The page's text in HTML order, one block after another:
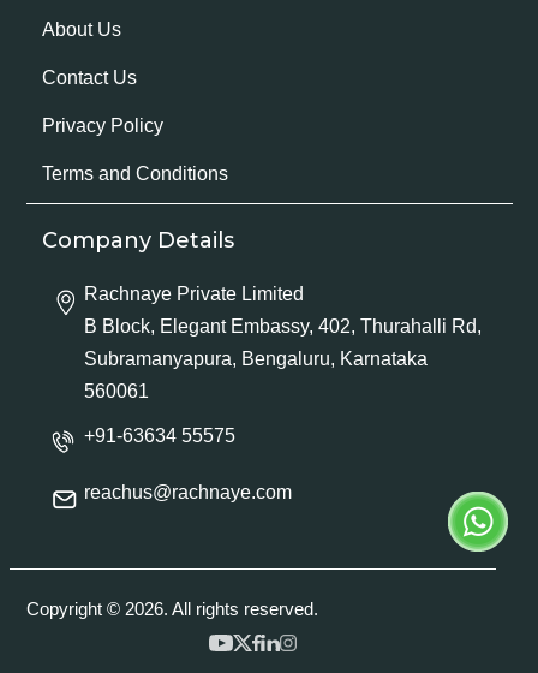
About Us
Contact Us
Privacy Policy
Terms and Conditions
Company Details
Rachnaye Private Limited
B Block, Elegant Embassy, 402, Thurahalli Rd,
Subramanyapura, Bengaluru, Karnataka
560061
+91-63634 55575
reachus@rachnaye.com
Copyright © 2026. All rights reserved.